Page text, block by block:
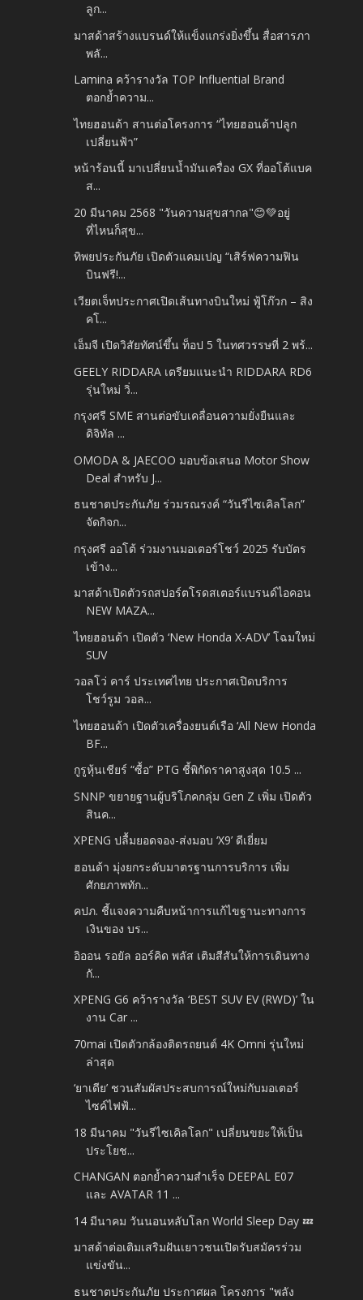
ลูก...
มาสด้าสร้างแบรนด์ให้แข็งแกร่งยิ่งขึ้น สื่อสารภา
พลั...
Lamina คว้ารางวัล TOP Influential Brand
ตอกย้ำความ...
ไทยฮอนด้า สานต่อโครงการ “ไทยฮอนด้าปลูก
เปลี่ยนฟ้า”
หน้าร้อนนี้ มาเปลี่ยนน้ำมันเครื่อง GX ที่ออโต้แบค
ส...
20 มีนาคม 2568 "วันความสุขสากล"😊💚อยู่
ที่ไหนก็สุข...
ทิพยประกันภัย เปิดตัวแคมเปญ “เสิร์ฟความฟิน
บินฟรี!...
เวียตเจ็ทประกาศเปิดเส้นทางบินใหม่ ฟู้โก๊วก – สิง
คโ...
เอ็มจี เปิดวิสัยทัศน์ขึ้น ท็อป 5 ในทศวรรษที่ 2 พร้...
GEELY RIDDARA เตรียมแนะนำ RIDDARA RD6
รุ่นใหม่ วิ่...
กรุงศรี SME สานต่อขับเคลื่อนความยั่งยืนและ
ดิจิทัล ...
OMODA & JAECOO มอบข้อเสนอ Motor Show
Deal สำหรับ J...
ธนชาตประกันภัย ร่วมรณรงค์ “วันรีไซเคิลโลก”
จัดกิจก...
กรุงศรี ออโต้ ร่วมงานมอเตอร์โชว์ 2025 รับบัตร
เข้าง...
มาสด้าเปิดตัวรถสปอร์ตโรดสเตอร์แบรนด์ไอคอน
NEW MAZA...
ไทยฮอนด้า เปิดตัว ‘New Honda X-ADV’ โฉมใหม่
SUV
วอลโว่ คาร์ ประเทศไทย ประกาศเปิดบริการ
โชว์รูม วอล...
ไทยฮอนด้า เปิดตัวเครื่องยนต์เรือ ‘All New Honda
BF...
กูรูหุ้นเชียร์ “ซื้อ” PTG ชี้พิกัดราคาสูงสุด 10.5 ...
SNNP ขยายฐานผู้บริโภคกลุ่ม Gen Z เพิ่ม เปิดตัว
สินค...
XPENG ปลื้มยอดจอง-ส่งมอบ ‘X9’ ดีเยี่ยม
ฮอนด้า มุ่งยกระดับมาตรฐานการบริการ เพิ่ม
ศักยภาพทัก...
คปภ. ชี้แจงความคืบหน้าการแก้ไขฐานะทางการ
เงินของ บร...
อิออน รอยัล ออร์คิด พลัส เติมสีสันให้การเดินทาง
กั...
XPENG G6 คว้ารางวัล ‘BEST SUV EV (RWD)’ ใน
งาน Car ...
70mai เปิดตัวกล้องติดรถยนต์ 4K Omni รุ่นใหม่
ล่าสุด
‘ยาเดีย’ ชวนสัมผัสประสบการณ์ใหม่กับมอเตอร์
ไซค์ไฟฟ้...
18 มีนาคม "วันรีไซเคิลโลก" เปลี่ยนขยะให้เป็น
ประโยช...
CHANGAN ตอกย้ำความสำเร็จ DEEPAL E07
และ AVATAR 11 ...
14 มีนาคม วันนอนหลับโลก World Sleep Day 💤
มาสด้าต่อเติมเสริมฝันเยาวชนเปิดรับสมัครร่วม
แข่งขัน...
ธนชาตประกันภัย ประกาศผล โครงการ "พลัง